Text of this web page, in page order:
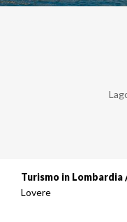
Briciole
Turismo in Lombardia
Lovere